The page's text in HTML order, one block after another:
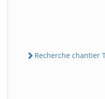
Recherche chantier